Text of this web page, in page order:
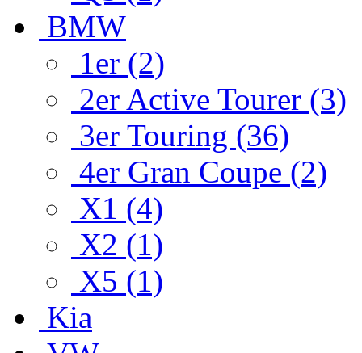
BMW
1er (2)
2er Active Tourer (3)
3er Touring (36)
4er Gran Coupe (2)
X1 (4)
X2 (1)
X5 (1)
Kia